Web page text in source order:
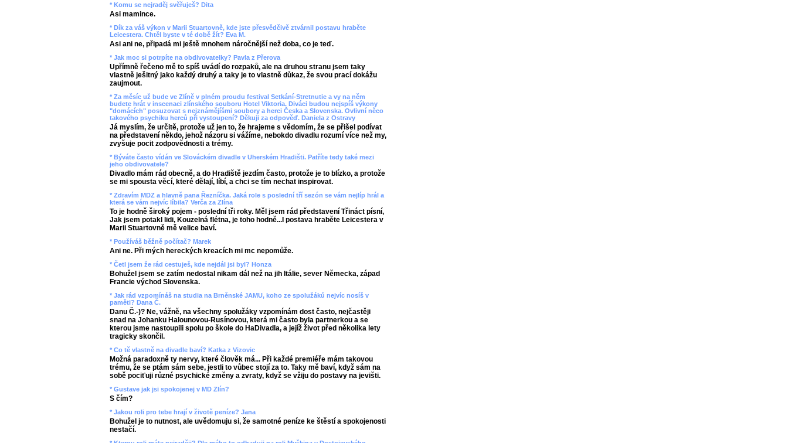
* Komu se nejraděj svěřuješ? Dita
Asi mamince.
* Dík za váš výkon v Marii Stuartovně, kde jste přesvědčivě ztvárnil postavu hraběte
Leicestera. Chtěl byste v té době žít? Eva M.
Asi ani ne, připadá mi ještě mnohem náročnější než doba, co je teď.
* Jak moc si potrpíte na obdivovatelky? Pavla z Přerova
Upřímně řečeno mě to spíš uvádí do rozpaků, ale na druhou stranu jsem taky
vlastně ješitný jako každý druhý a taky je to vlastně důkaz, že svou prací dokážu
zaujmout.
* Za měsíc už bude ve Zlíně v plném proudu festival Setkání-Stretnutie a vy na něm
budete hrát v inscenaci zlínského souboru Hotel Viktoria. Diváci budou nejspíš výkony
"domácích" posuzovat s nejznámějíšmi soubory a herci Česka a Slovenska. Ovlivní něco
takového psychiku herců při vystoupení? Děkuji za odpověď. Daniela z Ostravy
Já myslím, že určitě, protože už jen to, že hrajeme s vědomím, že se přišel podívat
na představení někdo, jehož názoru si vážíme, nebokdo divadlu rozumí více než my,
zvyšuje pocit zodpovědnosti a trémy.
* Býváte často vídán ve Slováckém divadle v Uherském Hradišti. Patříte tedy také mezi
jeho obdivovatele?
Divadlo mám rád obecně, a do Hradiště jezdím často, protože je to blízko, a protože
se mi spousta věcí, které dělají, líbí, a chci se tím nechat inspirovat.
* Zdravím MDZ a hlavně pana Řezníčka. Jaká role s poslední tří sezón se vám nejlíp hrál a
která se vám nejvíc líbila? Verča za Zlína
To je hodně široký pojem - poslední tři roky. Měl jsem rád představení Třináct písní,
Jak jsem potakl lidi, Kouzelná flétna, je toho hodně...I postava hraběte Leicestera v
Marii Stuartovně mě velice baví.
* Používáš běžně počítač? Marek
Ani ne. Při mých hereckých kreacích mi mc nepomůže.
* Četl jsem že rád cestuješ, kde nejdál jsi byl? Honza
Bohužel jsem se zatím nedostal nikam dál než na jih Itálie, sever Německa, západ
Francie východ Slovenska.
* Jak rád vzpomínáš na studia na Brněnské JAMU, koho ze spolužáků nejvíc nosíš v
paměti? Dana Č.
Danu Č.-)? Ne, vážně, na všechny spolužáky vzpomínám dost často, nejčastěji
snad na Johanku Halounovou-Rusínovou, která mi často byla partnerkou a se
kterou jsme nastoupili spolu po škole do HaDivadla, a jejíž život před několika lety
tragicky skončil.
* Co tě vlastně na divadle baví? Katka z Vizovic
Možná paradoxně ty nervy, které člověk má... Při každé premiéře mám takovou
trému, že se ptám sám sebe, jestli to vůbec stojí za to. Taky mě baví, když sám na
sobě pociťuji různé psychické změny a zvraty, když se vžiju do postavy na jevišti.
* Gustave jak jsi spokojenej v MD Zlín?
S čím?
* Jakou roli pro tebe hrají v životě peníze? Jana
Bohužel je to nutnost, ale uvědomuju si, že samotné peníze ke štěstí a spokojenosti
nestačí.